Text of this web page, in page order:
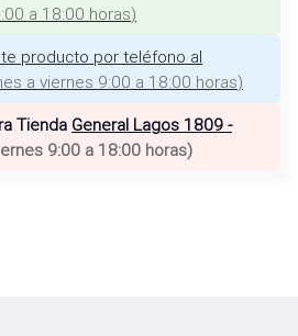
a 18:00 horas)
producto por teléfono al
a viernes 9:00 a 18:00 horas)
Tienda General Lagos 1809 -
9:00 a 18:00 horas)